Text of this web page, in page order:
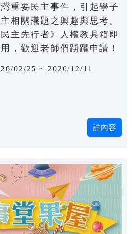
重要民主事件，引起學子
相關議題之興趣與思考。
民主先行者》人權教具箱即
，歡迎老師們踴躍申請！
02/25 ~ 2026/12/11